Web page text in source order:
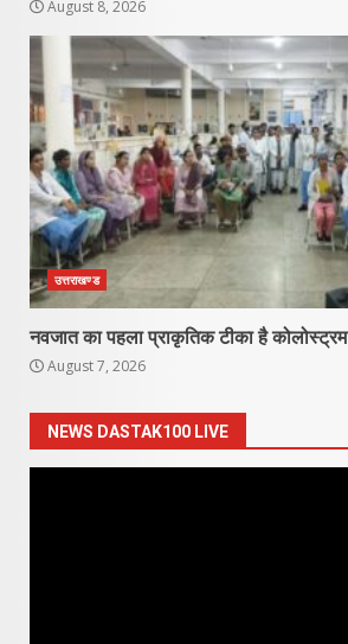
August 8, 2026
उत्तराखण्ड
नवजात का पहला प्राकृतिक टीका है कोलोस्ट्रम
August 7, 2026
NEWS DASTAK100 LIVE